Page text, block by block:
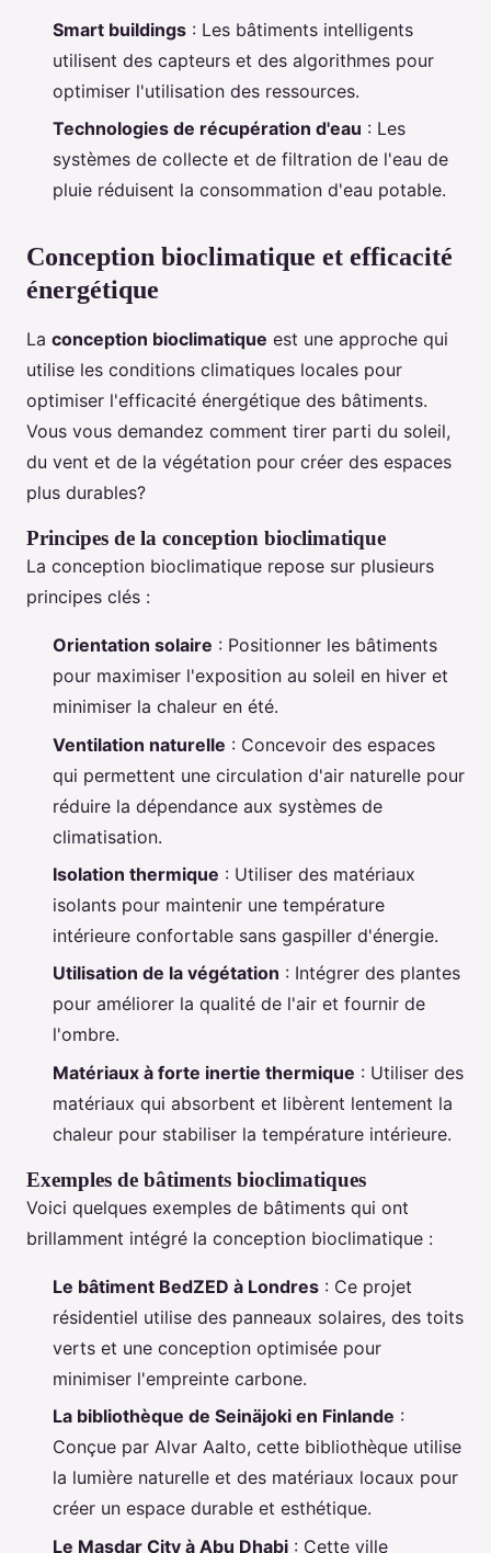
Smart buildings : Les bâtiments intelligents
utilisent des capteurs et des algorithmes pour
optimiser l'utilisation des ressources.
Technologies de récupération d'eau : Les
systèmes de collecte et de filtration de l'eau de
pluie réduisent la consommation d'eau potable.
Conception bioclimatique et efficacité
énergétique
La conception bioclimatique est une approche qui
utilise les conditions climatiques locales pour
optimiser l'efficacité énergétique des bâtiments.
Vous vous demandez comment tirer parti du soleil,
du vent et de la végétation pour créer des espaces
plus durables?
Principes de la conception bioclimatique
La conception bioclimatique repose sur plusieurs
principes clés :
Orientation solaire : Positionner les bâtiments
pour maximiser l'exposition au soleil en hiver et
minimiser la chaleur en été.
Ventilation naturelle : Concevoir des espaces
qui permettent une circulation d'air naturelle pour
réduire la dépendance aux systèmes de
climatisation.
Isolation thermique : Utiliser des matériaux
isolants pour maintenir une température
intérieure confortable sans gaspiller d'énergie.
Utilisation de la végétation : Intégrer des plantes
pour améliorer la qualité de l'air et fournir de
l'ombre.
Matériaux à forte inertie thermique : Utiliser des
matériaux qui absorbent et libèrent lentement la
chaleur pour stabiliser la température intérieure.
Exemples de bâtiments bioclimatiques
Voici quelques exemples de bâtiments qui ont
brillamment intégré la conception bioclimatique :
Le bâtiment BedZED à Londres : Ce projet
résidentiel utilise des panneaux solaires, des toits
verts et une conception optimisée pour
minimiser l'empreinte carbone.
La bibliothèque de Seinäjoki en Finlande :
Conçue par Alvar Aalto, cette bibliothèque utilise
la lumière naturelle et des matériaux locaux pour
créer un espace durable et esthétique.
Le Masdar City à Abu Dhabi : Cette ville